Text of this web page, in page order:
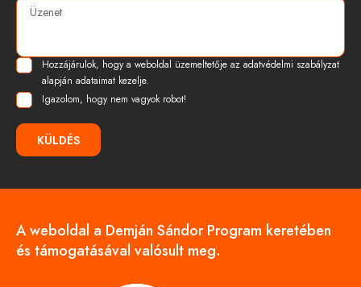
Hozzájárulok, hogy a weboldal üzemeltetője az adatvédelmi szabályzat
alapján adataimat kezelje.
Igazolom, hogy nem vagyok robot!
KÜLDÉS
A weboldal a Demján Sándor Program keretében
és támogatásával valósult meg.